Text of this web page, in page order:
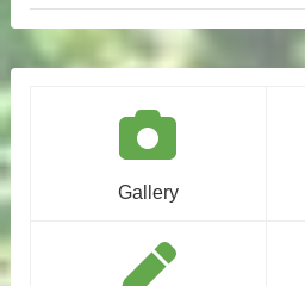
Gallery